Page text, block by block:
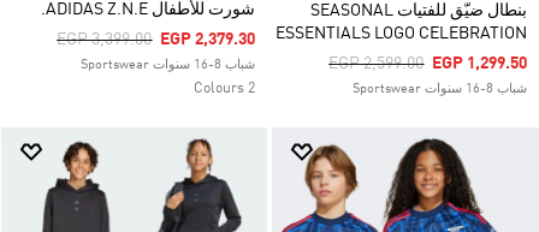
بنطال ضيّق للفتيات SEASONAL
ESSENTIALS LOGO CELEBRATION
Price Reduced From
EGP 2,599.00ToEGP 1,299.50
شباب 8-16 سنوات Sportswear
شورت للأطفال ADIDAS Z.N.E.
Price Reduced From
EGP 3,399.00ToEGP 2,379.30
شباب 8-16 سنوات Sportswear
2 Colours